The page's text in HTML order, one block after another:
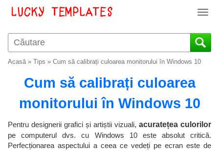
T
g
g
g
a
Acasă» Tips » Cum să calibrați culoarea monitorului în Windows 10
Cum să calibrați culoarea
monitorului în Windows 10
Pentru designerii grafici și artiștii vizuali, acuratețea culorilor
pe computerul dvs. cu Windows 10 este absolut critică.
Perfecționarea aspectului a ceea ce vedeți pe ecran este de